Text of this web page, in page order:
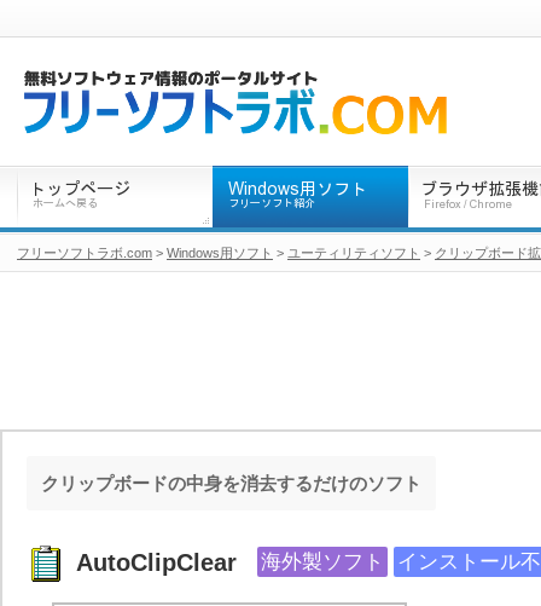
クリップボードの中身を消去するだけのソフト
AutoClipClear 海外製ソフト インストール
フリーソフトラボ.com > Windows用ソフト > ユーティリティソフト > クリップボード